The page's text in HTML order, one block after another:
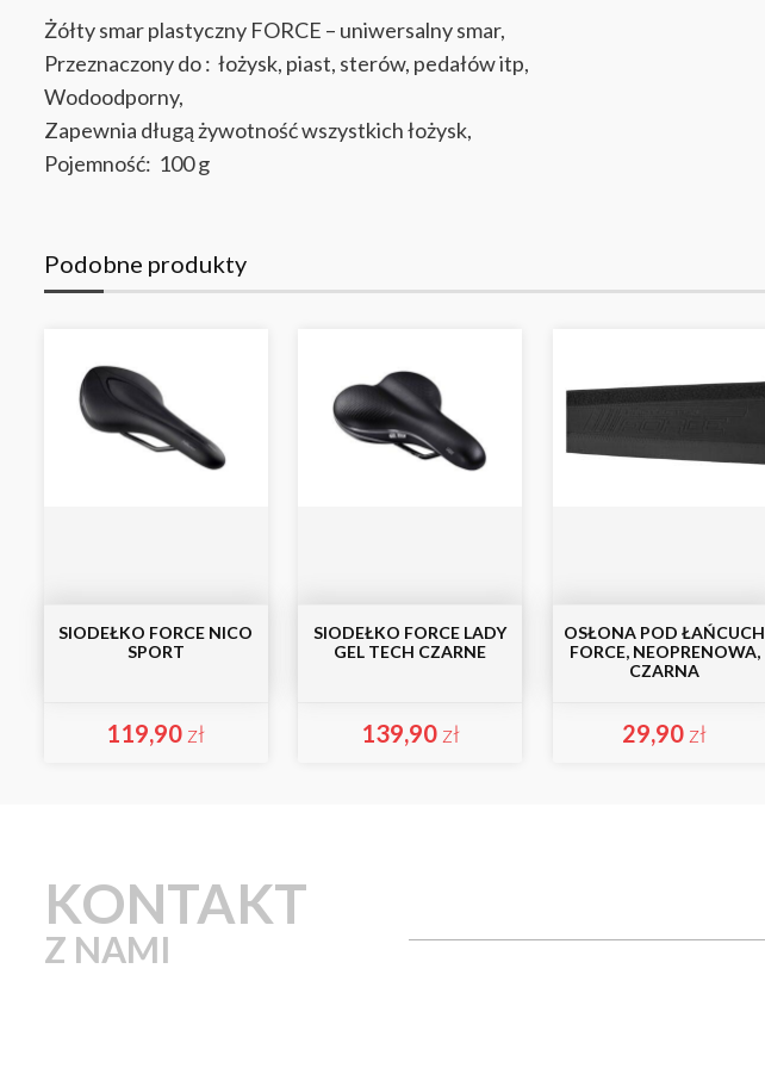
Żółty smar plastyczny FORCE – uniwersalny smar,
Przeznaczony do : łożysk, piast, sterów, pedałów itp,
Wodoodporny,
Zapewnia długą żywotność wszystkich łożysk,
Pojemność: 100 g
Podobne produkty
SIODEŁKO FORCE NICO
SPORT
119,90 zł
SIODEŁKO FORCE LADY
GEL TECH CZARNE
139,90 zł
OSŁONA POD ŁAŃCUCH
FORCE, NEOPRENOWA,
CZARNA
29,90 zł
KONTAKT
Z NAMI